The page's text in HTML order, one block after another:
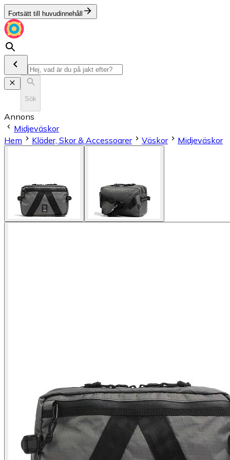
Fortsätt till huvudinnehåll
Sök
Annons
Midjeväskor
Hem
Kläder, Skor & Accessoarer Väskor Midjeväskor